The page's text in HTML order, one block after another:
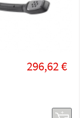
296,62 €